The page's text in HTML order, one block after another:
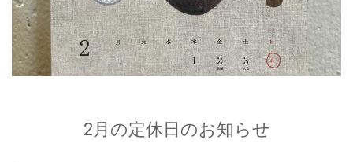
2月の定休日のお知らせ